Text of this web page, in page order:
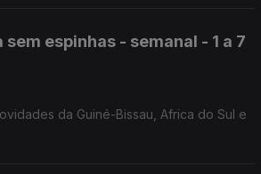
sem espinhas - semanal - 1 a 7